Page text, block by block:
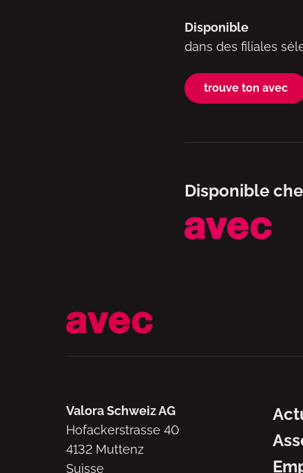
Disponible
dans des filiales
trouve ton avec
Disponible
Valora Schweiz AG
Hofackerstrasse 40
4132 Muttenz
Suisse